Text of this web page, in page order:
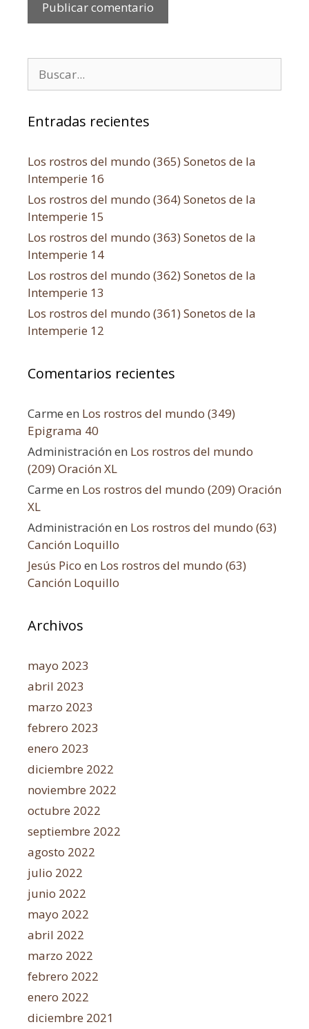
Entradas recientes
Los rostros del mundo (365) Sonetos de la
Intemperie 16
Los rostros del mundo (364) Sonetos de la
Intemperie 15
Los rostros del mundo (363) Sonetos de la
Intemperie 14
Los rostros del mundo (362) Sonetos de la
Intemperie 13
Los rostros del mundo (361) Sonetos de la
Intemperie 12
Comentarios recientes
Carme en Los rostros del mundo (349)
Epigrama 40
Administración en Los rostros del mundo
(209) Oración XL
Carme en Los rostros del mundo (209) Oración
XL
Administración en Los rostros del mundo (63)
Canción Loquillo
Jesús Pico en Los rostros del mundo (63)
Canción Loquillo
Archivos
mayo 2023
abril 2023
marzo 2023
febrero 2023
enero 2023
diciembre 2022
noviembre 2022
octubre 2022
septiembre 2022
agosto 2022
julio 2022
junio 2022
mayo 2022
abril 2022
marzo 2022
febrero 2022
enero 2022
diciembre 2021